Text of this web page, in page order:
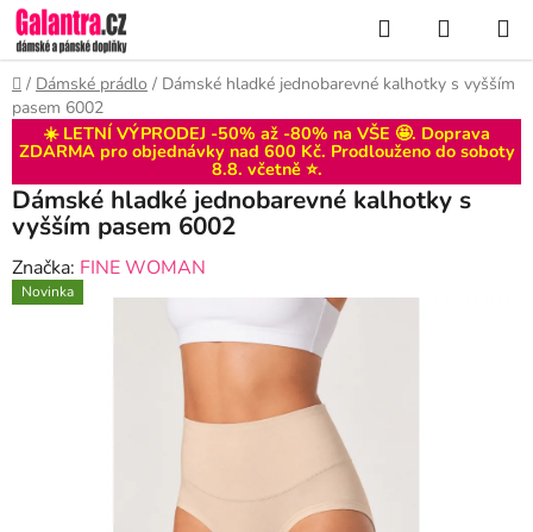
Přejít
na
obsah
Hledat
KOŠÍK
Domů
/ Dámské prádlo / Dámské hladké jednobarevné kalhotky s vyšším
pasem 6002
☀️ LETNÍ VÝPRODEJ -50% až -80% na VŠE 🤩. Doprava
ZDARMA pro objednávky nad 600 Kč. Prodlouženo do soboty
8.8. včetně ⭐.
Dámské hladké jednobarevné kalhotky s
vyšším pasem 6002
Značka: FINE WOMAN
Novinka